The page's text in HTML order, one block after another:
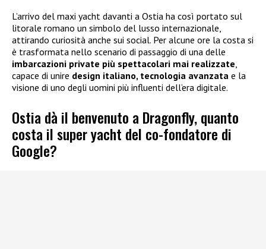
L’arrivo del maxi yacht davanti a Ostia ha così portato sul
litorale romano un simbolo del lusso internazionale,
attirando curiosità anche sui social. Per alcune ore la costa si
è trasformata nello scenario di passaggio di una delle
imbarcazioni private più spettacolari mai realizzate
capace di unire design italiano, tecnologia avanzata e la
visione di uno degli uomini più influenti dell’era digitale.
Ostia dà il benvenuto a Dragonfly, quanto
costa il super yacht del co-fondatore di
Google?